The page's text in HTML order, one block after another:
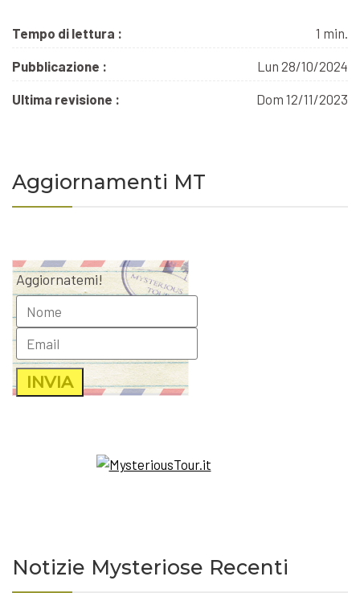
Tempo di lettura : 1 min.
Pubblicazione : Lun 28/10/2024
Ultima revisione : Dom 12/11/2023
Aggiornamenti MT
Aggiornatemi!
Notizie Mysteriose Recenti